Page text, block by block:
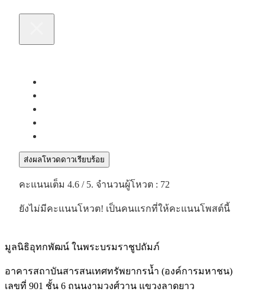
ส่งผลโหวดดาวเรียบร้อย
คะแนนเต็ม 4.6 / 5. จำนวนผู้โหวต : 72
ยังไม่มีคะแนนโหวต! เป็นคนแรกที่ให้คะแนนโพสต์นี้
มูลนิธิอุทกพัฒน์ ในพระบรมราชูปถัมภ์
อาคารสถาบันสารสนเทศทรัพยากรน้ำ (องค์การมหาชน)
เลขที่ 901 ชั้น 6 ถนนงามวงศ์วาน แขวงลาดยาว